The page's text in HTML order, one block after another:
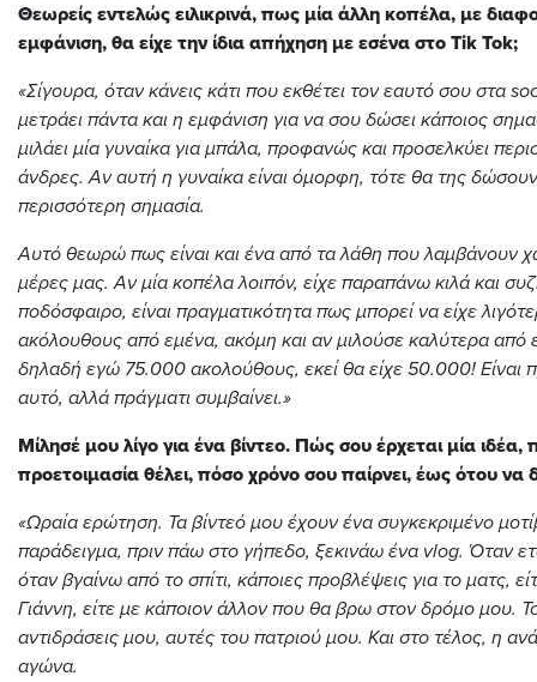
Θεωρείς εντελώς ειλικρινά, πως μία άλλη κοπέλα, με
εμφάνιση, θα είχε την ίδια απήχηση με εσένα στο Tik Tok;
«Σίγουρα, όταν κάνεις κάτι που εκθέτει τον εαυτό σου στα
μετράει πάντα και η εμφάνιση για να σου δώσει κάποιος
μιλάει μία γυναίκα για μπάλα, προφανώς και προσελκύει
άνδρες. Αν αυτή η γυναίκα είναι όμορφη, τότε θα της
περισσότερη σημασία.
Αυτό θεωρώ πως είναι και ένα από τα λάθη που λαμβάνουν
μέρες μας. Αν μία κοπέλα λοιπόν, είχε παραπάνω κιλά και
ποδόσφαιρο, είναι πραγματικότητα πως μπορεί να είχε
ακόλουθους από εμένα, ακόμη και αν μιλούσε καλύτερα από
δηλαδή εγώ 75.000 ακολούθους, εκεί θα είχε 50.000! Είναι
αυτό, αλλά πράγματι συμβαίνει.»
Μίλησέ μου λίγο για ένα βίντεο. Πώς σου έρχεται μία ιδέα,
προετοιμασία θέλει, πόσο χρόνο σου παίρνει, έως ότου να
«Ωραία ερώτηση. Τα βίντεό μου έχουν ένα συγκεκριμένο
παράδειγμα, πριν πάω στο γήπεδο, ξεκινάω ένα vlog. Όταν
όταν βγαίνω από το σπίτι, κάποιες προβλέψεις για το ματς,
Γιάννη, είτε με κάποιον άλλον που θα βρω στον δρόμο μου.
αντιδράσεις μου, αυτές του πατριού μου. Και στο τέλος, η
αγώνα.